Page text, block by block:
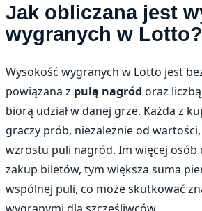
Jak obliczana jest
wygranych w Lotto?
Wysokość wygranych w Lotto jest
powiązana z pulą nagród oraz
biorą udział w danej grze. Każda z
graczy prób, niezależnie od
wzrostu puli nagród. Im więcej osób
zakup biletów, tym większa suma
wspólnej puli, co może skutkować